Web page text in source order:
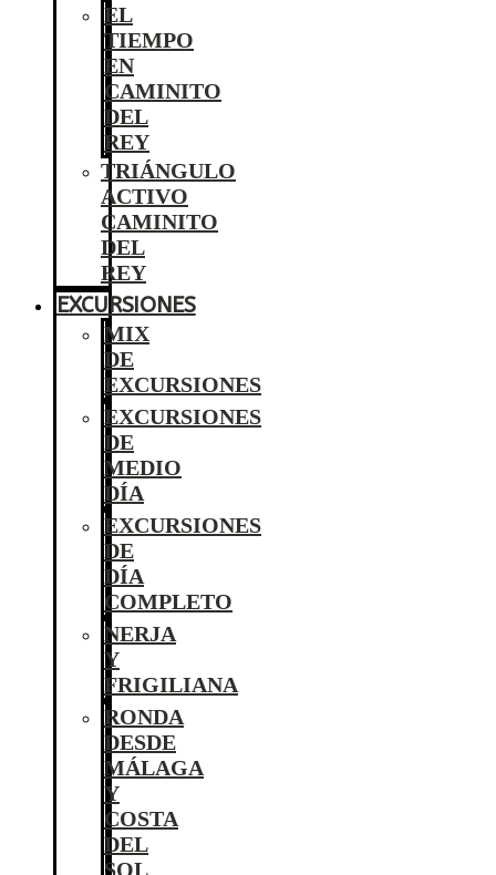
EL
TIEMPO
EN
CAMINITO
DEL
REY
TRIÁNGULO
ACTIVO
CAMINITO
DEL
REY
EXCURSIONES
MIX
DE
EXCURSIONES
EXCURSIONES
DE
MEDIO
DÍA
EXCURSIONES
DE
DÍA
COMPLETO
NERJA
Y
FRIGILIANA
RONDA
DESDE
MÁLAGA
Y
COSTA
DEL
SOL